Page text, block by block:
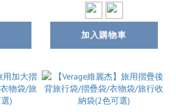
加入購物車